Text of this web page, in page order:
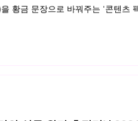
황금 문장으로 바꿔주는 '콘텐츠